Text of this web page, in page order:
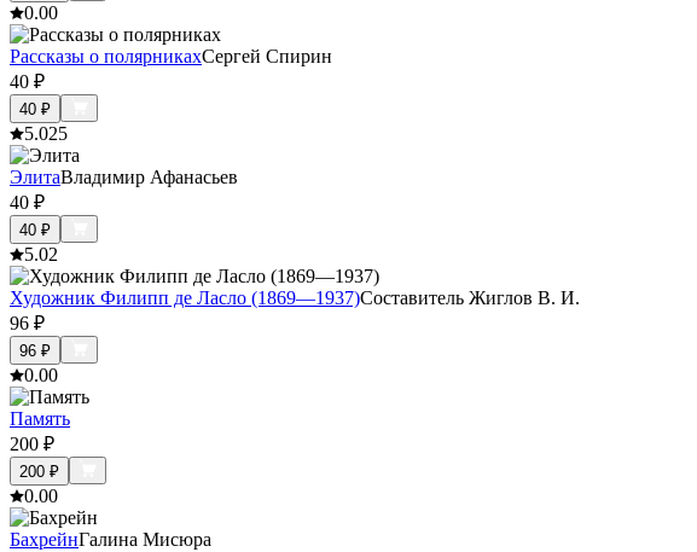
0.00
Рассказы о полярникахСергей Спирин
40 ₽
40 ₽
5.025
ЭлитаВладимир Афанасьев
40 ₽
40 ₽
5.02
Художник Филипп де Ласло (1869—1937)Составитель Жиглов В. И.
96 ₽
96 ₽
0.00
Память
200 ₽
200 ₽
0.00
БахрейнГалина Мисюра